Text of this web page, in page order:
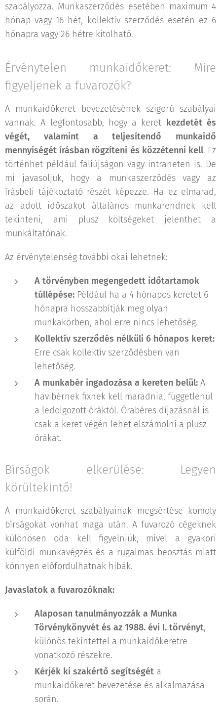
szabályozza. Munkaszerződés esetében maximum 4
hónap vagy 16 hét, kollektív szerződés esetén ez 6
hónapra vagy 26 hétre kitolható.
Érvénytelen munkaidőkeret: Mire
figyeljenek a fuvarozók?
A munkaidőkeret bevezetésének szigorú szabályai
vannak. A legfontosabb, hogy a keret
kezdetét és
végét, valamint a teljesítendő munkaidő
mennyiségét írásban rögzíteni és közzétenni kell. Ez
történhet például faliújságon vagy intraneten is. De
mi javasoljuk, hogy a munkaszerződés vagy az
írásbeli tájékoztató részét képezze. Ha ez elmarad,
az adott időszakot általános munkarendnek kell
tekinteni, ami plusz költségeket jelenthet a
munkáltatónak.
Az érvénytelenség további okai lehetnek:
A törvényben megengedett időtartamok
túllépése: Például ha a 4 hónapos keretet 6
hónapra hosszabbítják meg olyan
munkakörben, ahol erre nincs lehetőség.
Kollektív szerződés nélküli 6 hónapos keret:
Erre csak kollektív szerződésben van
lehetőség.
A munkabér ingadozása a kereten belül: A
havibérnek fixnek kell maradnia, függetlenül
a ledolgozott óráktól. Órabéres díjazásnál is
csak a keret végén lehet elszámolni a plusz
órákat.
Bírságok elkerülése: Legyen
körültekintő!
A munkaidőkeret szabályainak megsértése komoly
bírságokat vonhat maga után. A fuvarozó cégeknek
különösen oda kell figyelniük, mivel a gyakori
külföldi munkavégzés és a rugalmas beosztás miatt
könnyen előfordulhatnak hibák.
Javaslatok a fuvarozóknak:
Alaposan tanulmányozzák a Munka
Törvénykönyvét és az 1988. évi I. törvényt,
különös tekintettel a munkaidőkeretre
vonatkozó részekre.
Kérjék ki szakértő segítségét a
munkaidőkeret bevezetése és alkalmazása
során.